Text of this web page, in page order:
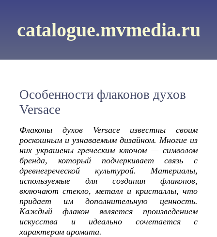
catalogue.mvmedia.ru
Особенности флаконов духов
Versace
Флаконы духов Versace известны своим
роскошным и узнаваемым дизайном. Многие из
них украшены греческим ключом — символом
бренда, который подчеркивает связь с
древнегреческой культурой. Материалы,
используемые для создания флаконов,
включают стекло, металл и кристаллы, что
придает им дополнительную ценность.
Каждый флакон является произведением
искусства и идеально сочетается с
характером аромата.